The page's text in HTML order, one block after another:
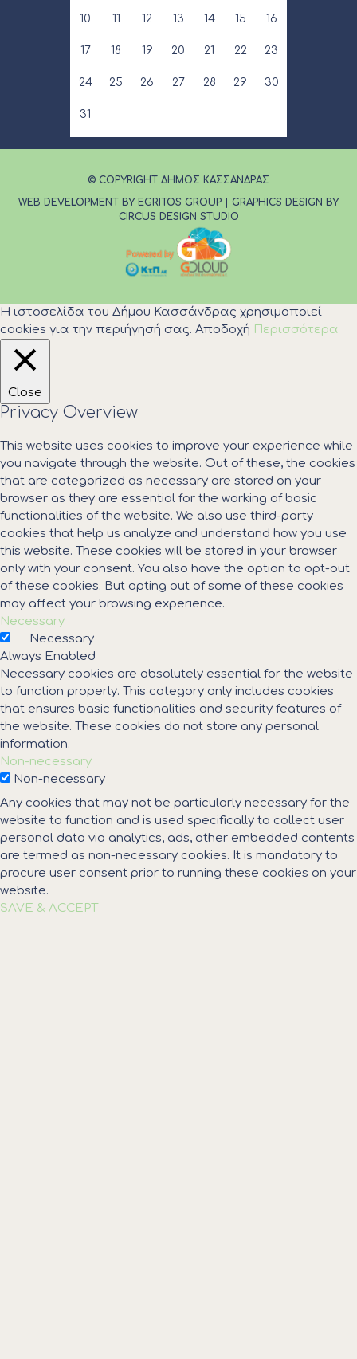
10 11 12 13 14 15 16
17 18 19 20 21 22 23
24 25 26 27 28 29 30
31
© COPYRIGHT ΔΗΜΟΣ ΚΑΣΣΑΝΔΡΑΣ
WEB DEVELOPMENT BY EGRITOS GROUP
GRAPHICS DESIGN BY
CIRCUS DESIGN STUDIO
Η ιστοσελίδα του Δήμου Κασσάνδρας χρησιμοποιεί
cookies για την περιήγησή σας. Αποδοχή Περισσότερα
Close
Privacy Overview
This website uses cookies to improve your experience while
you navigate through the website. Out of these, the cookies
that are categorized as necessary are stored on your
browser as they are essential for the working of basic
functionalities of the website. We also use third-party
cookies that help us analyze and understand how you use
this website. These cookies will be stored in your browser
only with your consent. You also have the option to opt-out
of these cookies. But opting out of some of these cookies
may affect your browsing experience.
Necessary
Necessary
Always Enabled
Necessary cookies are absolutely essential for the website
to function properly. This category only includes cookies
that ensures basic functionalities and security features of
the website. These cookies do not store any personal
information.
Non-necessary
Non-necessary
Any cookies that may not be particularly necessary for the
website to function and is used specifically to collect user
personal data via analytics, ads, other embedded contents
are termed as non-necessary cookies. It is mandatory to
procure user consent prior to running these cookies on your
website.
SAVE & ACCEPT